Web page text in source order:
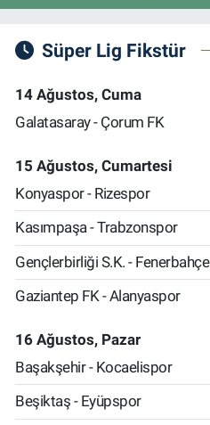
Süper Lig Fikstür
14 Ağustos, Cuma
Galatasaray - Çorum FK
15 Ağustos, Cumartesi
Konyaspor - Rizespor
Kasımpaşa - Trabzonspor
Gençlerbirliği S.K. - Fenerbahçe
Gaziantep FK - Alanyaspor
16 Ağustos, Pazar
Başakşehir - Kocaelispor
Beşiktaş - Eyüpspor